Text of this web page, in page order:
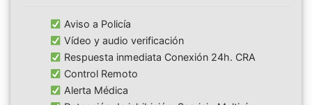
Aviso a Policía
Vídeo y audio verificación
Respuesta inmediata Conexión 24h. CRA
Control Remoto
Alerta Médica